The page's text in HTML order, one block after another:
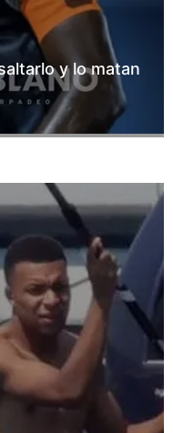
y lo matan